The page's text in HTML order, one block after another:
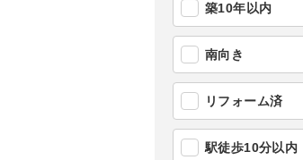
築10年以内
南向き
リフォーム済
駅徒歩10分以内